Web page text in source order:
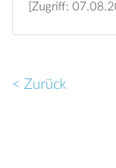
[Zugriff:
< Zurück